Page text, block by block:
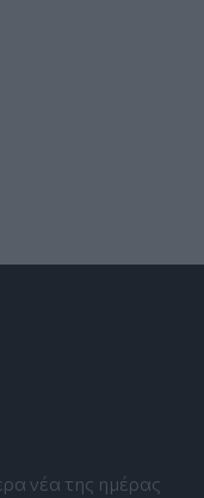
νέα της ημέρας